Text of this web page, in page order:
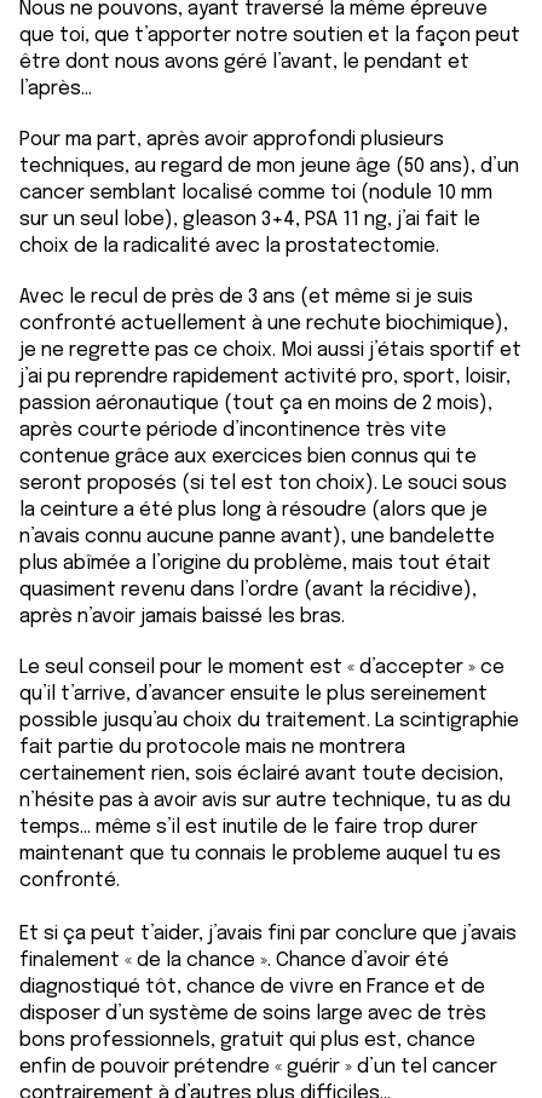
Nous ne pouvons, ayant traversé la même épreuve
que toi, que t’apporter notre soutien et la façon peut
être dont nous avons géré l’avant, le pendant et
l’après…
Pour ma part, après avoir approfondi plusieurs
techniques, au regard de mon jeune âge (50 ans), d’un
cancer semblant localisé comme toi (nodule 10 mm
sur un seul lobe), gleason 3+4, PSA 11 ng, j’ai fait le
choix de la radicalité avec la prostatectomie.
Avec le recul de près de 3 ans (et même si je suis
confronté actuellement à une rechute biochimique),
je ne regrette pas ce choix. Moi aussi j’étais sportif et
j’ai pu reprendre rapidement activité pro, sport, loisir,
passion aéronautique (tout ça en moins de 2 mois),
après courte période d’incontinence très vite
contenue grâce aux exercices bien connus qui te
seront proposés (si tel est ton choix). Le souci sous
la ceinture a été plus long à résoudre (alors que je
n’avais connu aucune panne avant), une bandelette
plus abîmée a l’origine du problème, mais tout était
quasiment revenu dans l’ordre (avant la récidive),
après n’avoir jamais baissé les bras.
Le seul conseil pour le moment est « d’accepter » ce
qu’il t’arrive, d’avancer ensuite le plus sereinement
possible jusqu’au choix du traitement. La scintigraphie
fait partie du protocole mais ne montrera
certainement rien, sois éclairé avant toute decision,
n’hésite pas à avoir avis sur autre technique, tu as du
temps… même s’il est inutile de le faire trop durer
maintenant que tu connais le probleme auquel tu es
confronté.
Et si ça peut t’aider, j’avais fini par conclure que j’avais
finalement « de la chance ». Chance d’avoir été
diagnostiqué tôt, chance de vivre en France et de
disposer d’un système de soins large avec de très
bons professionnels, gratuit qui plus est, chance
enfin de pouvoir prétendre « guérir » d’un tel cancer
contrairement à d’autres plus difficiles…